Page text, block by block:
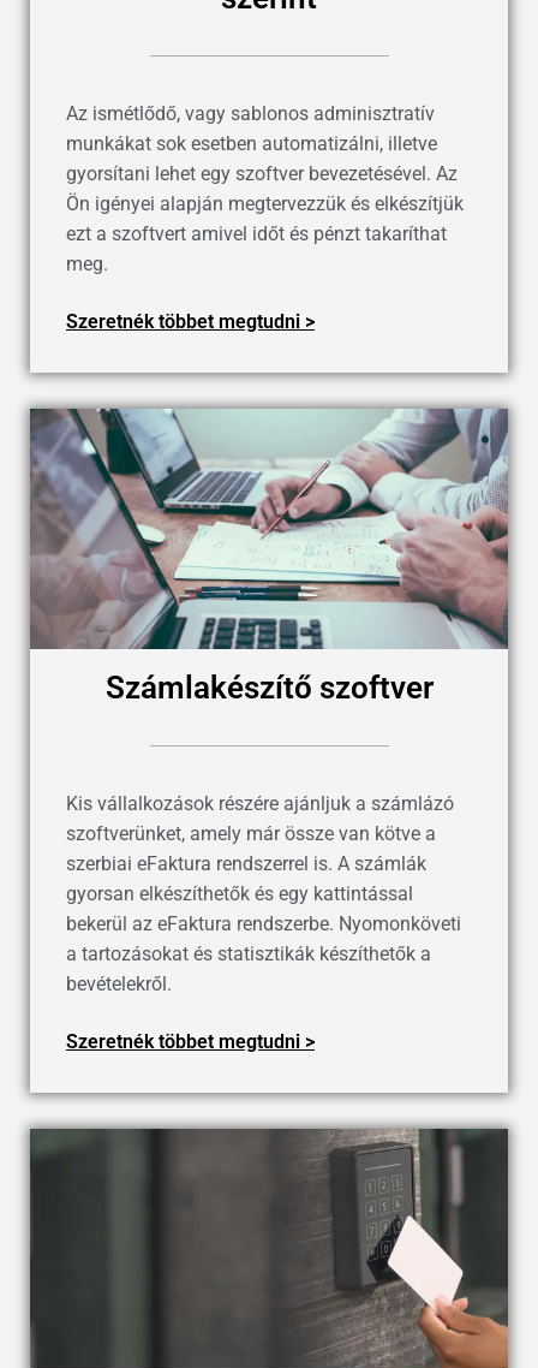
Az ismétlődő, vagy sablonos adminisztratív
munkákat sok esetben automatizálni, illetve
gyorsítani lehet egy szoftver bevezetésével. Az
Ön igényei alapján megtervezzük és elkészítjük
ezt a szoftvert amivel időt és pénzt takaríthat
meg.
Szeretnék többet megtudni >
Számlakészítő szoftver
Kis vállalkozások részére ajánljuk a számlázó
szoftverünket, amely már össze van kötve a
szerbiai eFaktura rendszerrel is. A számlák
gyorsan elkészíthetők és egy kattintással
bekerül az eFaktura rendszerbe. Nyomonköveti
a tartozásokat és statisztikák készíthetők a
bevételekről.
Szeretnék többet megtudni >